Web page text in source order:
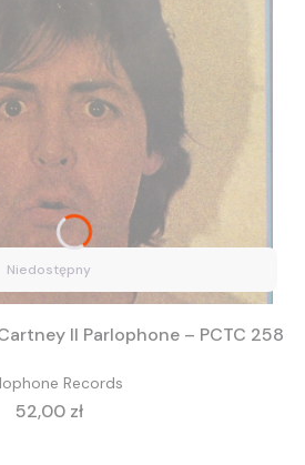
Niedostępny
II Parlophone – PCTC 258
Records
Cena
52,00 zł